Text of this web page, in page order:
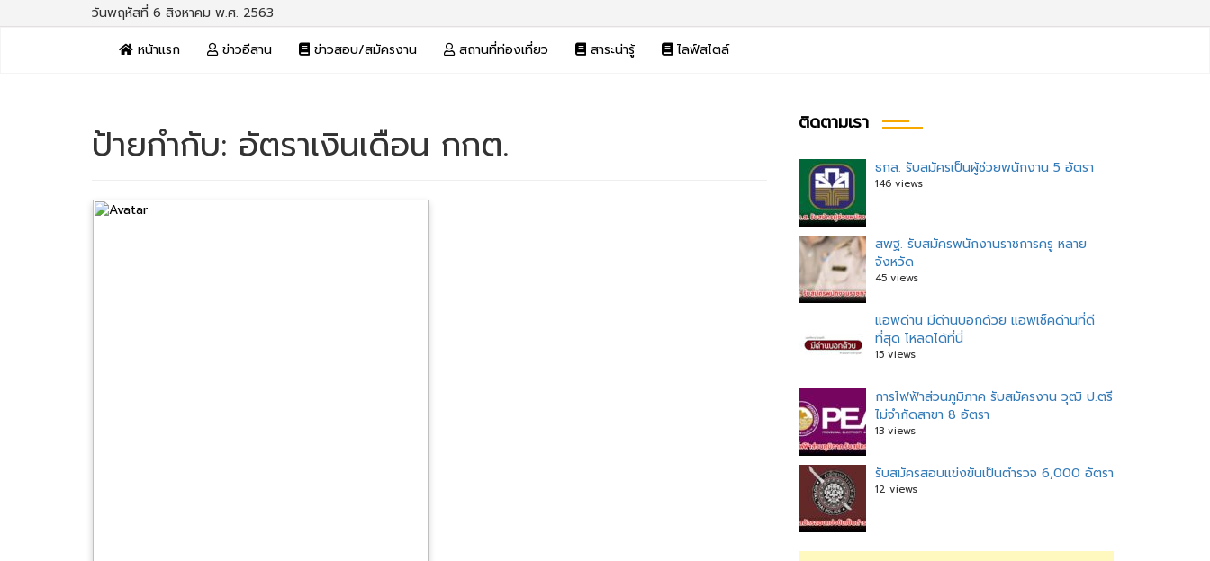
วันพฤหัสที่ 6 สิงหาคม พ.ศ. 2563
หน้าแรก
ข่าวอีสาน ข่าวสอบ/สมัครงาน สถานที่ท่องเที่ยว สาระน่ารู้ ไลฟ์สไตล์
ป้ายกำกับ: อัตราเงินเดือน กกต. ติดตามเรา
ธกส. รับสมัครเป็นผู้ช่วยพนักงาน 5 อัตรา
146 views
สพฐ. รับสมัครพนักงานราชการครู หลาย
จังหวัด
45 views
แอพด่าน มีด่านบอกด้วย แอพเช็คด่านที่ดี
ที่สุด โหลดได้ที่นี่
15 views
การไฟฟ้าส่วนภูมิภาค รับสมัครงาน วุฒิ ป.ตรี
ไม่จำกัดสาขา 8 อัตรา
13 views
รับสมัครสอบแข่งขันเป็นตำรวจ 6,000 อัตรา
12 views